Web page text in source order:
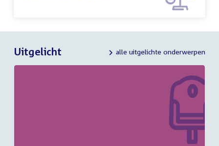
Uitgelicht alle uitgelichte onderwerpen